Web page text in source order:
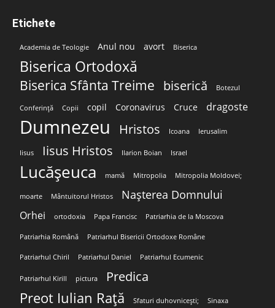
Etichete
Academia de Teologie Anul nou avort Biserica
Biserica Ortodoxă
Biserica Sfânta Treime biserică Botezul
Conferință Copii copil Coronavirus Cruce dragoste
Dumnezeu Hristos Icoana Ierusalim
Iisus Iisus Hristos Ilarion Boian Israel
Lucășeuca mamă Mitropolia Mitropolia Moldovei;
moarte Mântuitorul Hristos Nașterea Domnului
Orhei ortodoxia Papa Francisc Patriarhia de la Moscova
Patriarhia Română Patriarhul Bisericii Ortodoxe Române
Patriarhul Chiril Patriarhul Daniel Patriarhul Ecumenic
Patriarhul Kirill pictura Predica
Preot Iulian Rață Sfaturi duhovnicești; Sinaxa